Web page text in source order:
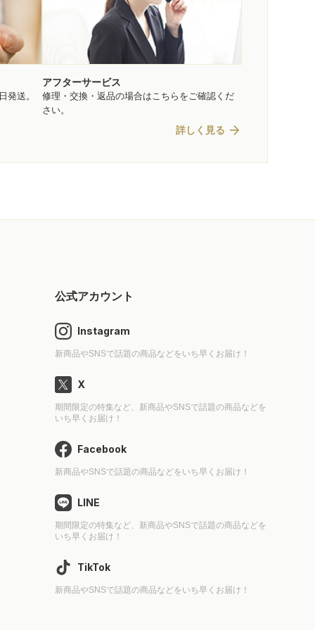
発送。
アフターサービス
修理・交換・返品の場合はこちらをご確認くだ
さい。
詳しく見る arrow_forward
公式アカウント
Instagram
新商品やSNSで話題の商品などをいち早くお届け！
X
期間限定の特集など、新商品やSNSで話題の商品などを
いち早くお届け！
Facebook
新商品やSNSで話題の商品などをいち早くお届け！
LINE
期間限定の特集など、新商品やSNSで話題の商品などを
いち早くお届け！
TikTok
新商品やSNSで話題の商品などをいち早くお届け！